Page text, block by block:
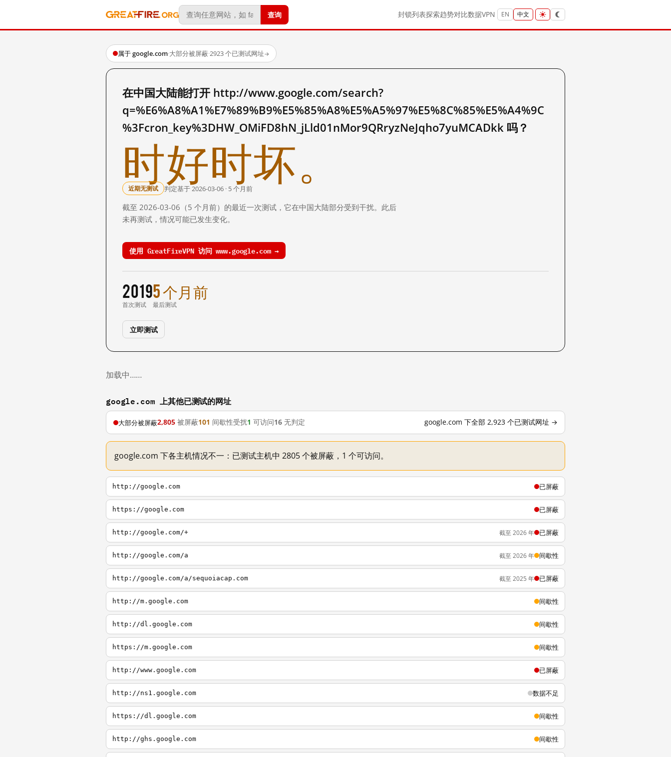
查询 封锁列表探索趋势对比数据VPN EN 中文
属于 google.com·大部分被屏蔽·2923 个已测试网址→
在中国大陆能打开 http://www.google.com/search?
q=%E6%A8%A1%E7%89%B9%E5%85%A8%E5%A5%97%E5%8C%85%E5%A4%9C
%3Fcron_key%3DHW_OMiFD8hN_jLld01nMor9QRryzNeJqho7yuMCADkk 吗？
时好时坏。
近期无测试 判定基于 2026-03-06 · 5 个月前
截至 2026-03-06（5 个月前）的最近一次测试，它在中国大陆部分受到干扰。此后
未再测试，情况可能已发生变化。
使用 GreatFireVPN 访问 www.google.com →
2019
首次测试
5 个月前
最后测试
立即测试
加载中……
google.com 上其他已测试的网址
大部分被屏蔽2,805 被屏蔽101 间歇性受扰1 可访问16 无判定 google.com 下全部 2,923 个已测试网址 →
google.com 下各主机情况不一：已测试主机中 2805 个被屏蔽，1 个可访问。
http://google.com 已屏蔽
https://google.com 已屏蔽
http://google.com/+ 截至 2026 年 已屏蔽
http://google.com/a 截至 2026 年 间歇性
http://google.com/a/sequoiacap.com 截至 2025 年 已屏蔽
http://m.google.com 间歇性
http://dl.google.com 间歇性
https://m.google.com 间歇性
http://www.google.com 已屏蔽
http://ns1.google.com 数据不足
https://dl.google.com 间歇性
http://ghs.google.com 间歇性